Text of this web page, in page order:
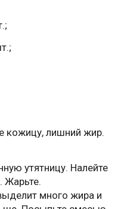
кожицу, лишний жир.
утятницу. Налейте
Жарьте.
много жира и